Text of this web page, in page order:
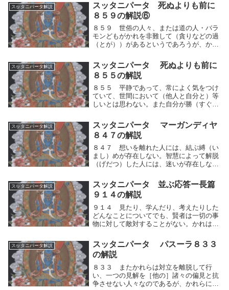
スッタニパータ解説
スッタニパータ 死ぬよりも前に
８５９の解説⑥
８５９ 世俗の人々、または道の人・バラ
モンどもがかれを非難して（貪りなどの過
（とが））があるというであろうが、かれ
い。それ故に、かれは論議されても、動揺
することがない。世俗の人々、または道の
人・バラモン...
スッタニパータ解説
スッタニパータ 死ぬよりも前に
８５５の解説
８５５ 平静であって、常によく気をつけ
ていて、世間において（他人と自分と）等
しいとは思わない。また自分が勝（すぐ）
っているとも思わない。かれには煩悩（ぼ
んのう）の燃え盛（さか）ることがない心
の運動は平静...
スッタニパータ解説
スッタニパータ マーガンディヤ
８４７の解説
８４７ 想いを離れた人には、結ぶ縛（い
まし）めが存在しない。智慧によって解脱
（げだつ）した人には、迷いが存在しな
に衝突しながら、世の中をうろつく。」人
間的思考の運動による想いを離れた人に
は、結ぶ縛（いま...
スッタニパータ解説
スッタニパータ 並ぶ応答ー長篇
９１４の解説
９１４ 見たり、学んだり、考えたりした
どんなことについてでも、賢者は一切の事
物に対して敵対することがない。かれは負
らいをなすことなく、快楽に耽（ふけ）る
ことなく、求めることもない。ー師はこの
ように言われ...
スッタニパータ解説
スッタニパータ パスーラ８３３
の解説
８３３ またかれらは対立を離脱して行
い、一つの見解を［他の］諸々の偏見と抗
争させない人々なのであるが、かれらに対